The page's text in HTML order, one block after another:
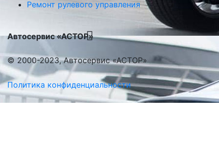
Ремонт рулевого управления
Автосервис «АСТОР»
© 2000-2023, Автосервис «АСТОР»
Политика конфиденциальности